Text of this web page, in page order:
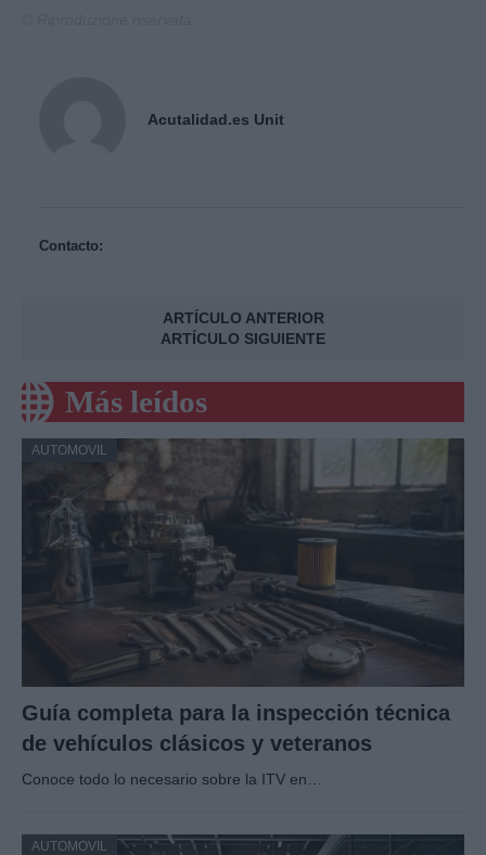
Acutalidad.es Unit
Contacto:
ARTÍCULO ANTERIOR
ARTÍCULO SIGUIENTE
Más leídos
AUTOMOVIL
Guía completa para la inspección técnica
de vehículos clásicos y veteranos
Conoce todo lo necesario sobre la ITV en…
AUTOMOVIL